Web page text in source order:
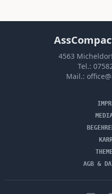
4563
Tel.:
Mail.:
AGB &